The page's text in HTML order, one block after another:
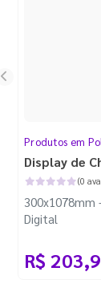
Produtos em
Display de
(0
Digital
R$